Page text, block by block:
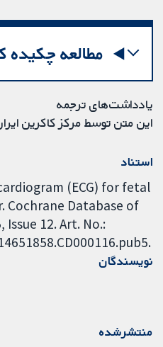
مطالعه چکیده
یادداشت‌های ترجمه
این متن توسط مرکز کاکرین
استناد
(ECG) for fetal
Cochrane Database of
Issue 12. Art. No.:
نویسندگان
منتشرشده